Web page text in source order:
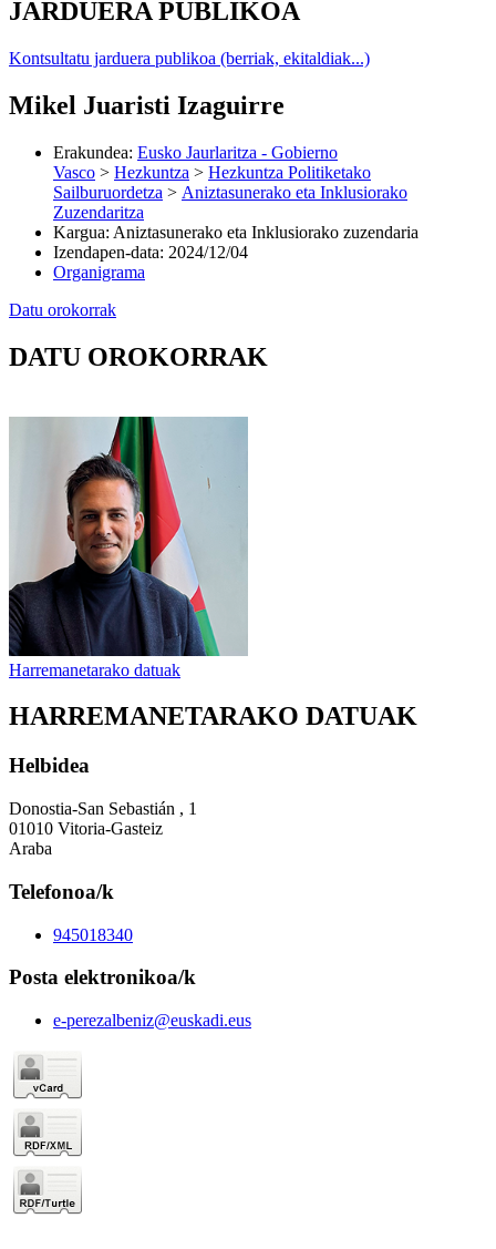
JARDUERA PUBLIKOA
Kontsultatu jarduera publikoa (berriak, ekitaldiak...)
Mikel Juaristi Izaguirre
Erakundea: Eusko Jaurlaritza - Gobierno
Vasco > Hezkuntza > Hezkuntza Politiketako
Sailburuordetza > Aniztasunerako eta Inklusiorako
Zuzendaritza
Kargua: Aniztasunerako eta Inklusiorako zuzendaria
Izendapen-data: 2024/12/04
Organigrama
Datu orokorrak
DATU OROKORRAK
Harremanetarako datuak
HARREMANETARAKO DATUAK
Helbidea
Donostia-San Sebastián , 1
01010 Vitoria-Gasteiz
Araba
Telefonoa/k
945018340
Posta elektronikoa/k
e-perezalbeniz@euskadi.eus